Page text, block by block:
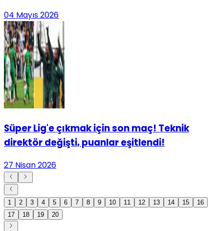
04 Mayıs 2026
Süper Lig'e çıkmak için son maç! Teknik
direktör değişti, puanlar eşitlendi!
27 Nisan 2026
1 2 3 4 5 6 7 8 9 10 11 12 13 14 15
16
17
18 19 20